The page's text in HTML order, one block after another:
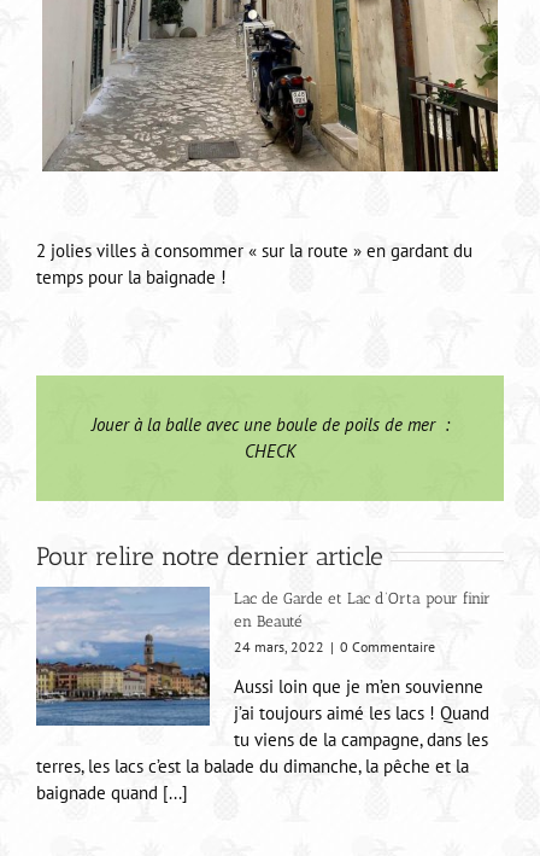
2 jolies villes à consommer « sur la route » en gardant du
temps pour la baignade !
Jouer à la balle avec une boule de poils de mer :
CHECK
Pour relire notre dernier article
Lac de Garde et Lac d’Orta pour finir
en Beauté
24 mars, 2022 | 0 Commentaire
Aussi loin que je m’en souvienne
j’ai toujours aimé les lacs ! Quand
tu viens de la campagne, dans les
terres, les lacs c’est la balade du dimanche, la pêche et la
baignade quand [...]